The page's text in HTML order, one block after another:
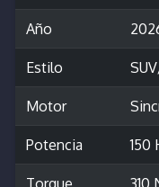
Año
Estilo
Motor
Potencia 150
Torque 310